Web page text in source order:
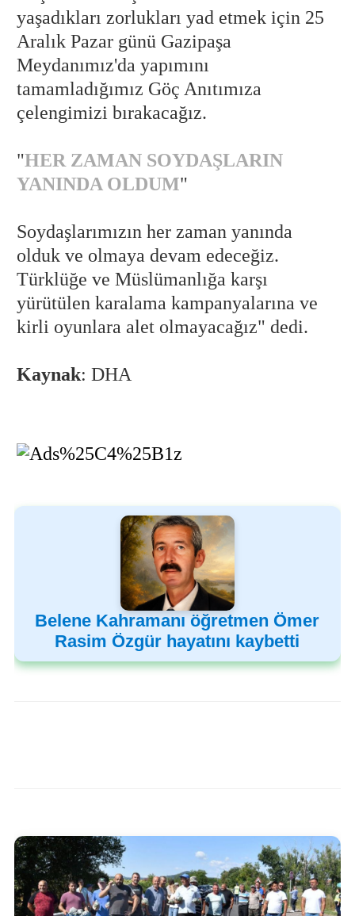
yaşadıkları zorlukları yad etmek için 25
Aralık Pazar günü Gazipaşa
Meydanımız'da yapımını
tamamladığımız Göç Anıtımıza
çelengimizi bırakacağız.
"HER ZAMAN SOYDAŞLARIN
YANINDA OLDUM"
Soydaşlarımızın her zaman yanında
olduk ve olmaya devam edeceğiz.
Türklüğe ve Müslümanlığa karşı
yürütülen karalama kampanyalarına ve
kirli oyunlara alet olmayacağız" dedi.
Kaynak: DHA
Belene Kahramanı öğretmen Ömer
Rasim Özgür hayatını kaybetti